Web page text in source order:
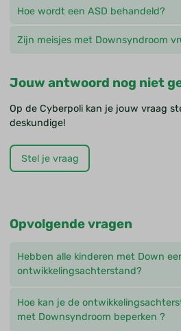
Hoe wordt een ASD behandeld?
Zijn meisjes met Downsyndroom
Jouw antwoord nog niet
Op de Cyberpoli kan je jouw vraag
deskundige!
Stel je vraag
Opvolgende vragen
Hebben alle kinderen met Down
ontwikkelingsachterstand?
Hoe kan je de
met Downsyndroom beperken ?